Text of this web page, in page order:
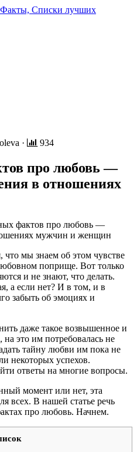
· 934
про любовь —
в отношениях
фактов про любовь —
мужчин и женщин
мы знаем об этом чувстве
поприще. Вот только
и не знают, что делать.
а если нет? И в том, и в
забыть об эмоциях и
даже такое возвышенное и
это им потребовалась не
тайну любви им пока не
некоторых успехов.
ответы на многие вопросы.
момент или нет, эта
всех. В нашей статье речь
про любовь. Начнем.